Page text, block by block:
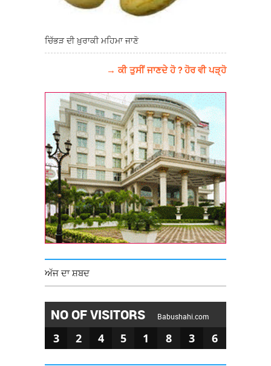
ਚਿੱਭੜ ਦੀ ਖ਼ੁਰਾਕੀ ਮਹਿਮਾ ਜਾਣੋ
→ ਕੀ ਤੁਸੀਂ ਜਾਣਦੇ ਹੋ ? ਹੋਰ ਵੀ ਪੜ੍ਹੋ
ਅੱਜ ਦਾ ਸ਼ਬਦ
NO OF VISITORS Babushahi.com
3 2 4 5 1 8 3 6